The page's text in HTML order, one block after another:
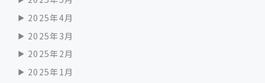
2025年4月
2025年3月
2025年2月
2025年1月